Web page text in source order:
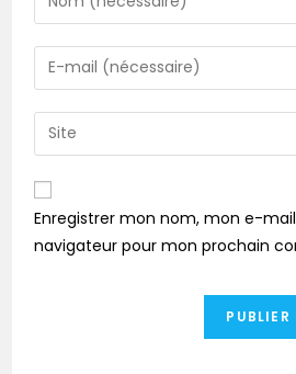
Enregistrer mon nom, mon e-
navigateur pour mon prochain